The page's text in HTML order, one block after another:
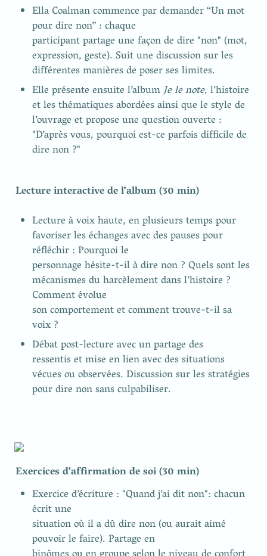
Ella Coalman commence par demander “Un mot
pour dire non” : chaque
participant partage une façon de dire "non" (mot,
expression, geste). Suit une discussion sur les
différentes manières de poser ses limites.
Elle présente ensuite l’album Je le note, l’histoire
et les thématiques abordées ainsi que le style de
l’ouvrage et propose une question ouverte :
"D’après vous, pourquoi est-ce parfois difficile de
dire non ?"
Lecture interactive de l’album (30 min)
Lecture à voix haute, en plusieurs temps pour
favoriser les échanges avec des pauses pour
réfléchir : Pourquoi le
personnage hésite-t-il à dire non ? Quels sont les
mécanismes du harcèlement dans l’histoire ?
Comment évolue
son comportement et comment trouve-t-il sa
voix ?
Débat post-lecture avec un partage des
ressentis et mise en lien avec des situations
vécues ou observées. Discussion sur les stratégies
pour dire non sans culpabiliser.
Exercices d’affirmation de soi (30 min)
Exercice d’écriture : "Quand j’ai dit non": chacun
écrit une
situation où il a dû dire non (ou aurait aimé
pouvoir le faire). Partage en